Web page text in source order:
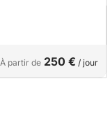
À partir de 250 € / jour